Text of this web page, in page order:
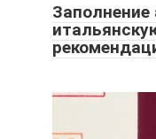
Заполнение